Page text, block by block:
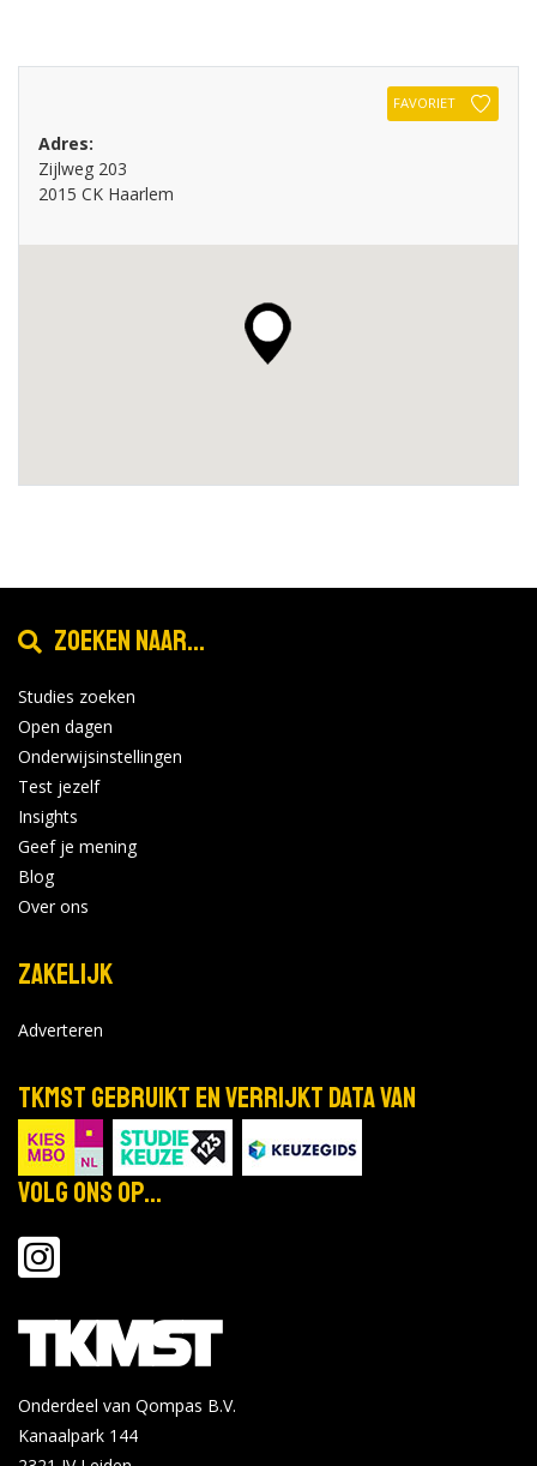
FAVORIET
Adres:
Zijlweg 203
2015 CK Haarlem
Zoeken naar...
Studies zoeken
Open dagen
Onderwijsinstellingen
Test jezelf
Insights
Geef je mening
Blog
Over ons
Zakelijk
Adverteren
TKMST gebruikt en verrijkt data van
Volg ons op...
Onderdeel van Qompas B.V.
Kanaalpark 144